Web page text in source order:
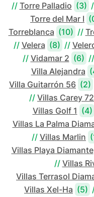
// Torre Palladio (3)
Torre del Mar I
Torreblanca (10) //
// Velera (8) //
// Vidamar 2 (6) //
Villa Alejandra
Villa Guitarrón 56 (2)
// Villas Carey 72
Villas Golf 1 (4)
Villas La Palma
// Villas Marlin
Villas Playa Diamante
// Villas
Villas Terrasol
Villas Xel-Ha (5)